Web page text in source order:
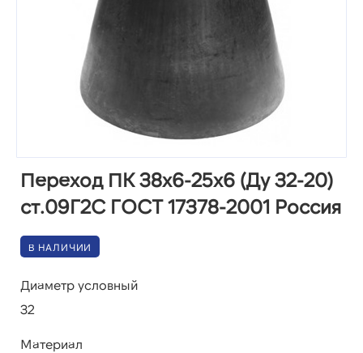
Переход ПК 38х6-25х6 (Ду 32-20)
ст.09Г2С ГОСТ 17378-2001 Россия
В НАЛИЧИИ
Диаметр условный
32
Материал